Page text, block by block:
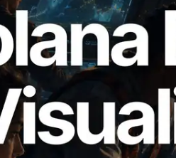
lança Solana Block
o tempo de
slot e o validador